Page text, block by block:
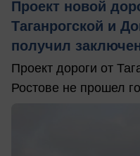
Проект новой
Таганрогской и
получил
Проект дороги от
Ростове не прошел